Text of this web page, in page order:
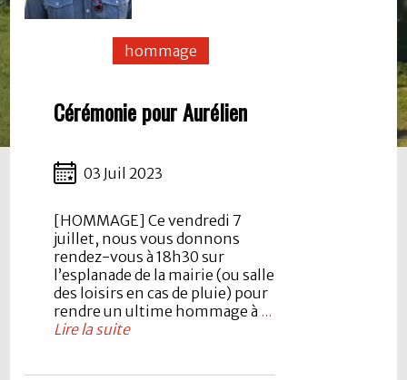
hommage
Cérémonie pour Aurélien
03 Juil 2023
[HOMMAGE] Ce vendredi 7
juillet, nous vous donnons
rendez-vous à 18h30 sur
l’esplanade de la mairie (ou salle
des loisirs en cas de pluie) pour
rendre un ultime hommage à ...
Lire la suite